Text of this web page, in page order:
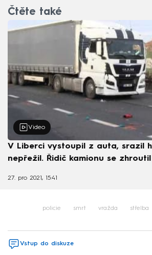
Čtěte také
Video
V Liberci vystoupil z auta, srazil
nepřežil. Řidič kamionu se zhroutil
27. pro 2021, 15:41
policie smrt vražda střelba
Vstup do diskuze